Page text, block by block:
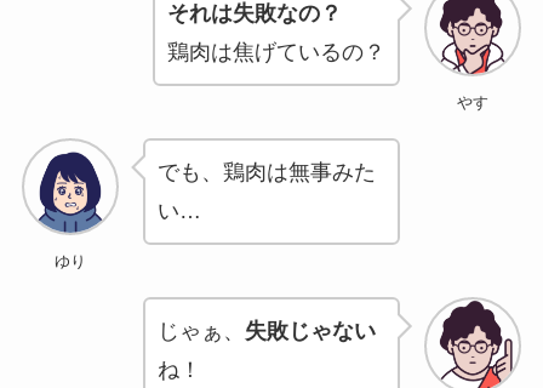
やす
それは失敗なの？
鶏肉は焦げているの？
ゆり
でも、鶏肉は無事みた
い…
じゃぁ、 失敗じゃない
ね！